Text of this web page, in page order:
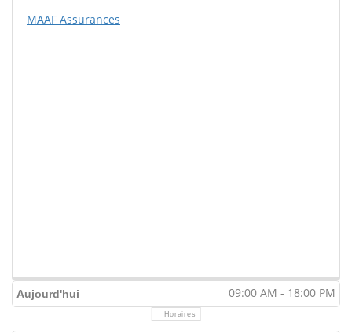
MAAF Assurances
Aujourd'hui 09:00 AM - 18:00 PM
Horaires